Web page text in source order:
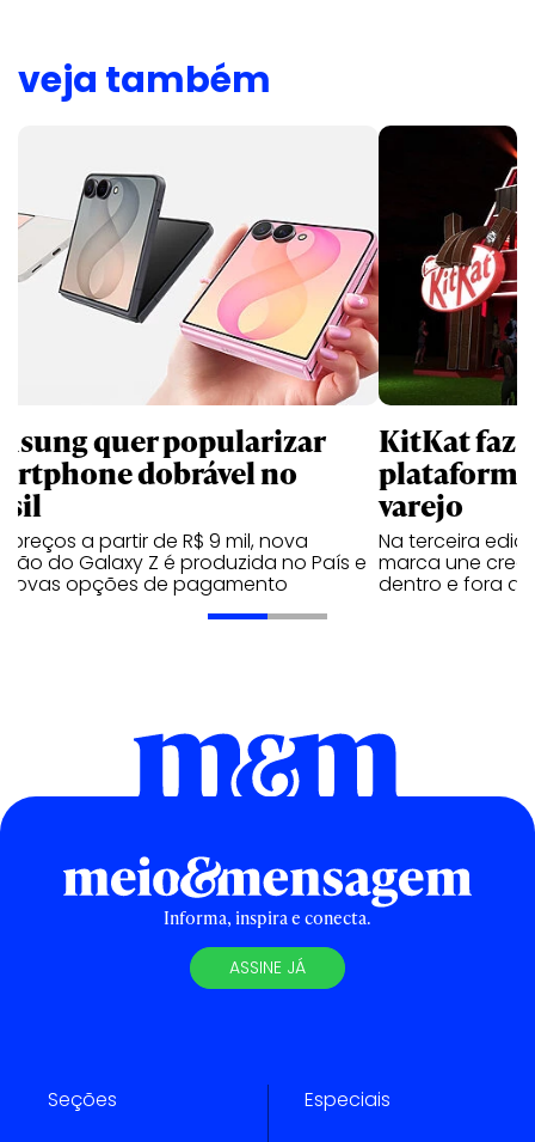
veja também
quer popularizar
dobrável no
preços a partir de R$ 9 mil, nova
do Galaxy Z é produzida no País e
opções de pagamento
KitKat faz
plataforma
varejo
Na terceira
marca une
dentro e fora
Informa, inspira e conecta.
ASSINE JÁ
Seções Especiais